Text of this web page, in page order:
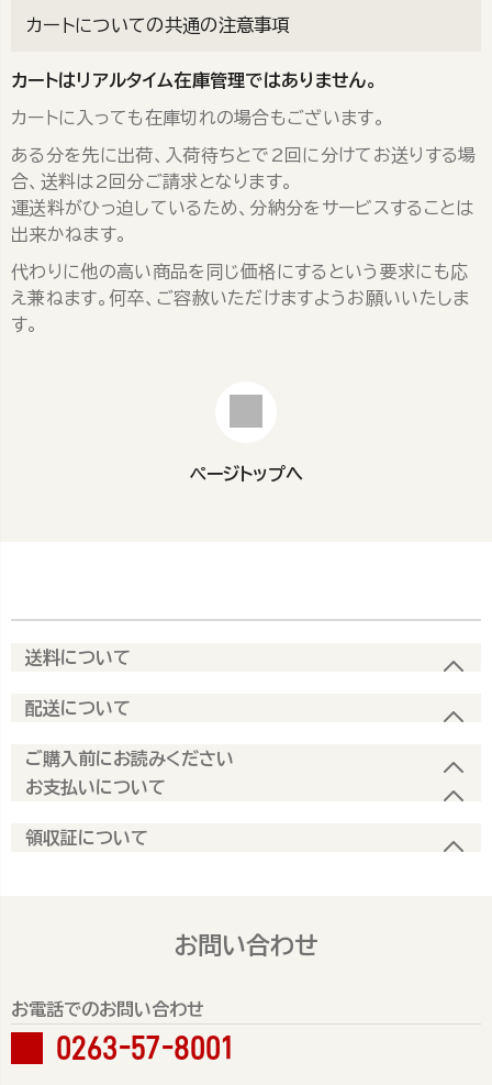
カートについての共通の注意事項
カートはリアルタイム在庫管理ではありません。
カートに入っても在庫切れの場合もございます。
ある分を先に出荷、入荷待ちとで2回に分けてお送りする場
合、送料は2回分ご請求となります。
運送料がひっ迫しているため、分納分をサービスすることは
出来かねます。
代わりに他の高い商品を同じ価格にするという要求にも応
え兼ねます。何卒、ご容赦いただけますようお願いいたしま
す。
ページトップへ
送料について
配送について
ご購入前にお読みください
お支払いについて
領収証について
お問い合わせ
お電話でのお問い合わせ
0263-57-8001